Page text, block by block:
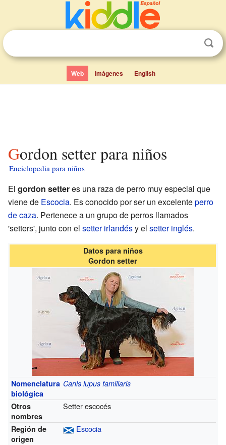
Web Imágenes English
Gordon setter para niños
Enciclopedia para niños
El gordon setteres una raza de perro muy especial que
viene de Escocia. Es conocido por ser un excelenteperro
de caza. Pertenece a un grupo de perros llamados
'setters', junto con el setter irlandésy el setter inglés.
Datos para niños
Gordon setter
Nomenclatura
biológica
Canis lupus familiaris
Otros
nombres
Setter escocés
Región de
origen
Escocia